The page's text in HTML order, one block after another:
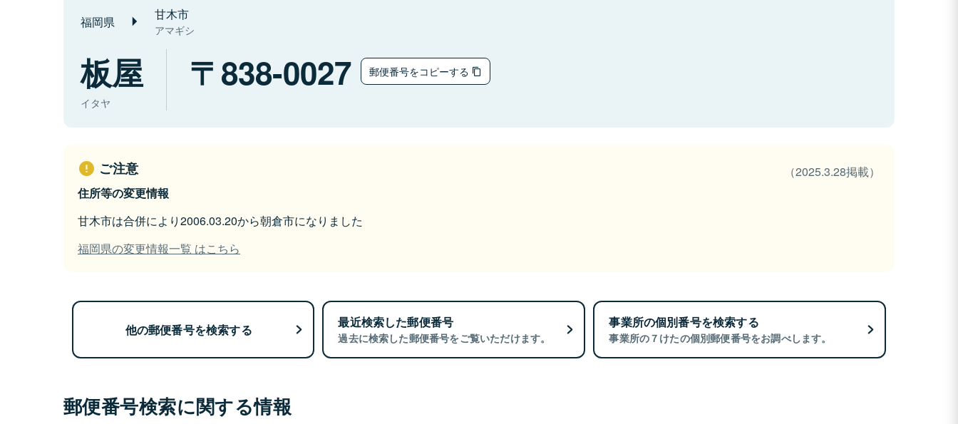
福岡県 甘木市
アマギシ
板屋
イタヤ
838-0027 郵便番号をコピーする
ご注意
（2025.3.28掲載）
住所等の変更情報
甘木市は合併により2006.03.20から朝倉市になりました
福岡県の変更情報一覧 はこちら
他の郵便番号を検索する 最近検索した郵便番号
過去に検索した郵便番号をご覧いただけます。
事業所の個別番号を検索する
事業所の７けたの個別郵便番号をお調べします。
郵便番号検索に関する情報